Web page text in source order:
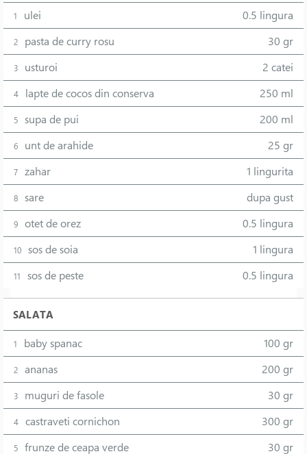
1 ulei 0.5 lingura
2 pasta de curry rosu 30 gr
3 usturoi 2 catei
4 lapte de cocos din conserva 250 ml
5 supa de pui 200 ml
6 unt de arahide 25 gr
7 zahar 1 lingurita
8 sare dupa gust
9 otet de orez 0.5 lingura
10 sos de soia 1 lingura
11 sos de peste 0.5 lingura
SALATA
1 baby spanac 100 gr
2 ananas 200 gr
3 muguri de fasole 30 gr
4 castraveti cornichon 300 gr
5 frunze de ceapa verde 30 gr